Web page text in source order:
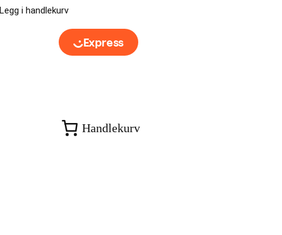
Legg i handlekurv
Handlekurv